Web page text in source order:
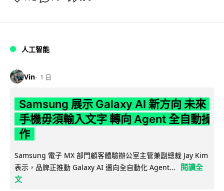
人工智能
Vin 1 日
Samsung 展示 Galaxy AI 新方向 未來
手機毋須輸入文字 轉向 Agent 全自動操
作
Samsung 電子 MX 部門顧客體驗辦公室主管兼副總裁 Jay Kim
表示，品牌正推動 Galaxy AI 邁向全自動化 Agent...
閱讀全
文